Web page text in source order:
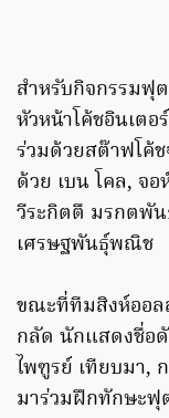
สำหรับกิจกรรมฟุ
หัวหน้าโค้ชอินเต
ร่วมด้วยสต๊าฟโค้
ด้วย เบน โคล, จ
วีระกิตตื มรกตพั
เศรษฐพันธุ์พณิช
ขณะที่ทีมสิงห์ออล
กลัด นักแสดงชื่อ
ไพฑูรย์ เทียบมา,
มาร่วมฝึกทักษะฟุ